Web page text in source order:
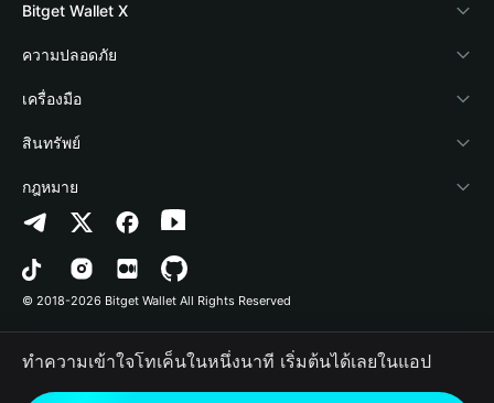
Blog
Academy
ข่าวสารด้านคริปโต
ศูนย์ช่วยเหลือ
ติดต่อเรา
ทรัพยากรข้อมูลของแบรนด์
อาชีพ
Crypto Card
Stablecoin Earn
Payfi Crypto
Crypto Swap API
Altcoin Season Index
Prediction Markets
DApp
RWA
Bitget Wallet X
นักพัฒนา
เชื่อมต่อ Wallet
Bitget Wallet Pay
ลิสต์โปรเจกต์
ความปลอดภัย
Protection Fund
เทคโนโลยีความปลอดภัย
เครื่องมือ
ซื้อคริปโต
การตรวจจับการอนุญาต
การตรวจจับสัญญา
การโอนเป็นชุด
สินทรัพย์
Arbitrum
Avalanche
Bitcoin
Polygon
กฎหมาย
นโยบายความเป็นส่วนตัว
ข้อตกลงในการใช้บริการ
© 2018-2026 Bitget Wallet All Rights Reserved
ทำความเข้าใจโทเค็นในหนึ่งนาที เริ่มต้นได้เลยในแอป